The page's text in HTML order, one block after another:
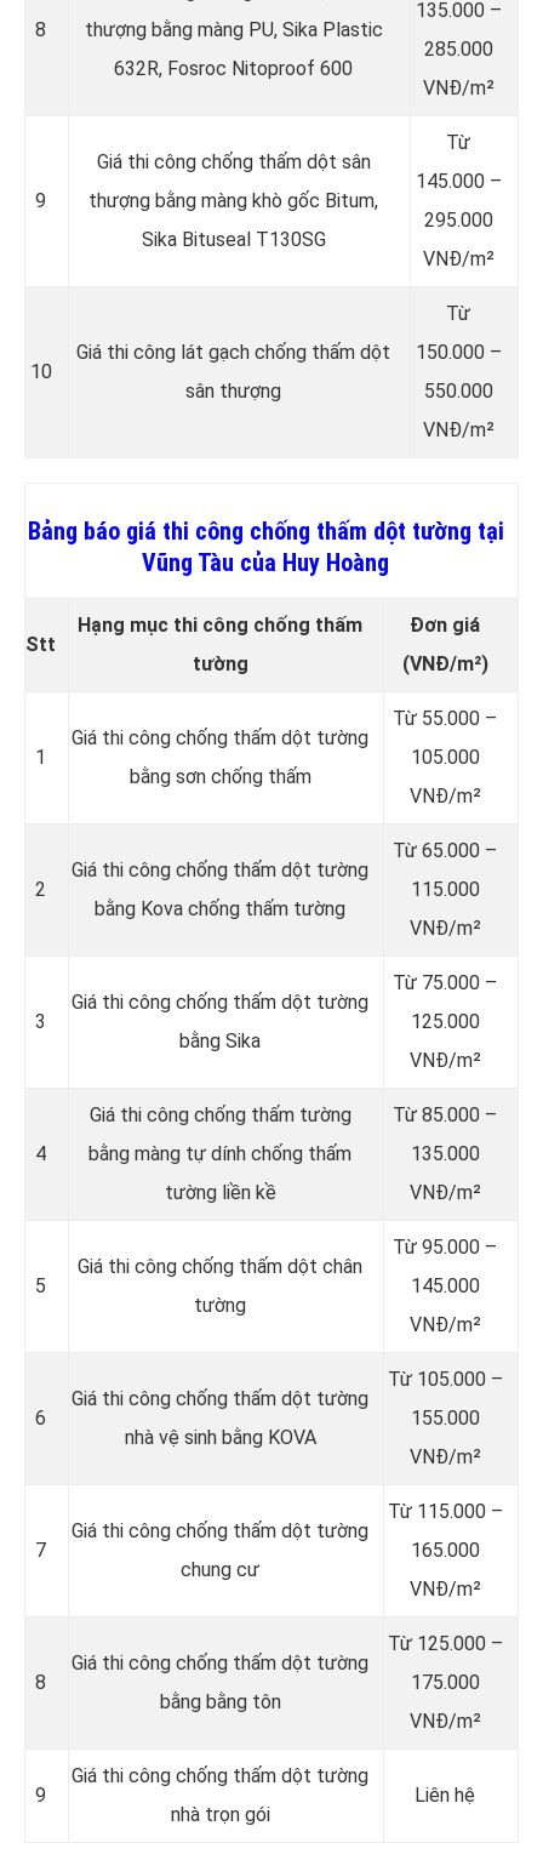
8
thượng bằng màng PU, Sika Plastic
632R, Fosroc Nitoproof 600
135.000 –
285.000
VNĐ/m²
9
Giá thi công chống thấm dột sân
thượng bằng màng khò gốc Bitum,
Sika Bituseal T130SG
Từ
145.000 –
295.000
VNĐ/m²
10
Giá thi công lát gạch chống thấm dột
sân thượng
Từ
150.000 –
550.000
VNĐ/m²
Bảng báo giá thi công chống thấm dột tường tại
Vũng Tàu của Huy Hoàng
Stt
Hạng mục thi công chống thấm
tường
Đơn giá
(VNĐ/m²)
1
Giá thi công chống thấm dột tường
bằng sơn chống thấm
Từ 55.000 –
105.000
VNĐ/m²
2
Giá thi công chống thấm dột tường
bằng Kova chống thấm tường
Từ 65.000 –
115.000
VNĐ/m²
3
Giá thi công chống thấm dột tường
bằng Sika
Từ 75.000 –
125.000
VNĐ/m²
4
Giá thi công chống thấm tường
bằng màng tự dính chống thấm
tường liền kề
Từ 85.000 –
135.000
VNĐ/m²
5
Giá thi công chống thấm dột chân
tường
Từ 95.000 –
145.000
VNĐ/m²
6
Giá thi công chống thấm dột tường
nhà vệ sinh bằng KOVA
Từ 105.000 –
155.000
VNĐ/m²
7
Giá thi công chống thấm dột tường
chung cư
Từ 115.000 –
165.000
VNĐ/m²
8
Giá thi công chống thấm dột tường
bằng bằng tôn
Từ 125.000 –
175.000
VNĐ/m²
9
Giá thi công chống thấm dột tường
nhà trọn gói
Liên hệ